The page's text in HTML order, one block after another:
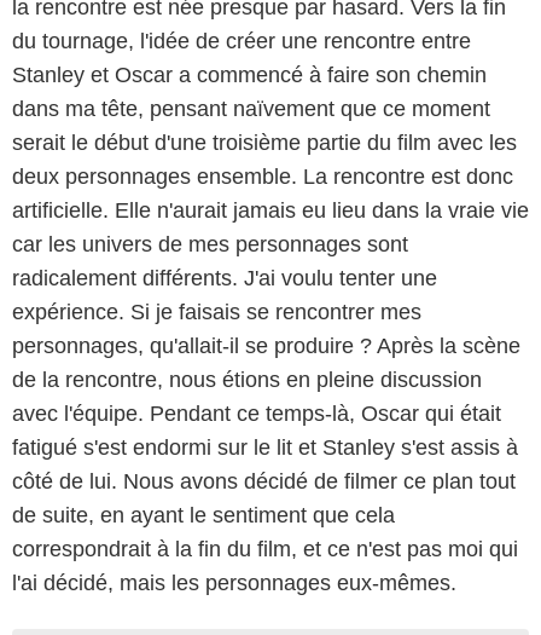
la rencontre est née presque par hasard. Vers la fin
du tournage, l'idée de créer une rencontre entre
Stanley et Oscar a commencé à faire son chemin
dans ma tête, pensant naïvement que ce moment
serait le début d'une troisième partie du film avec les
deux personnages ensemble. La rencontre est donc
artificielle. Elle n'aurait jamais eu lieu dans la vraie vie
car les univers de mes personnages sont
radicalement différents. J'ai voulu tenter une
expérience. Si je faisais se rencontrer mes
personnages, qu'allait-il se produire ? Après la scène
de la rencontre, nous étions en pleine discussion
avec l'équipe. Pendant ce temps-là, Oscar qui était
fatigué s'est endormi sur le lit et Stanley s'est assis à
côté de lui. Nous avons décidé de filmer ce plan tout
de suite, en ayant le sentiment que cela
correspondrait à la fin du film, et ce n'est pas moi qui
l'ai décidé, mais les personnages eux-mêmes.